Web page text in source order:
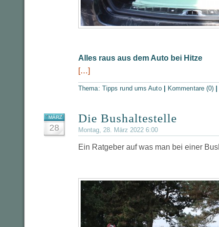
Alles raus aus dem Auto bei Hitze
[…]
Thema: Tipps rund ums Auto Kommentare (0)
MÄRZ
28
Die Bushaltestelle
Montag, 28. März 2022 6:00
Ein Ratgeber auf was man bei einer